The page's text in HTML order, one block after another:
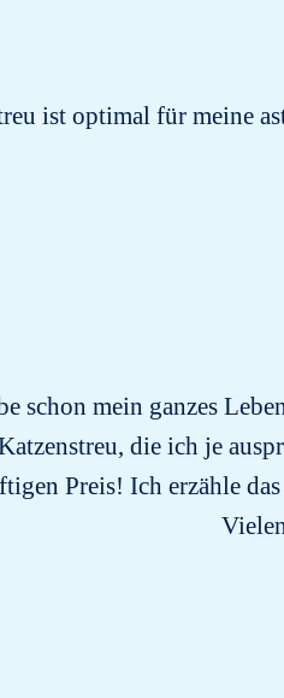
ist optimal für meine
schon mein ganzes
die ich je
Preis! Ich erzähle